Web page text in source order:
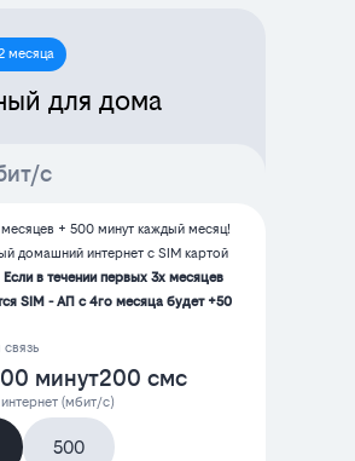
месяца
для дома
с
+ 500 минут каждый месяц!
домашний интернет с SIM картой
Если в течении первых 3х месяцев
SIM - АП с 4го месяца будет +50
минут200 смс
(мбит/с)
500